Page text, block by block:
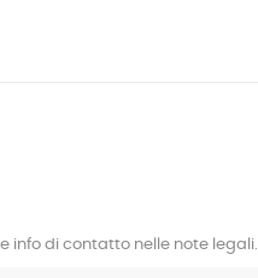
info di contatto nelle note legali.